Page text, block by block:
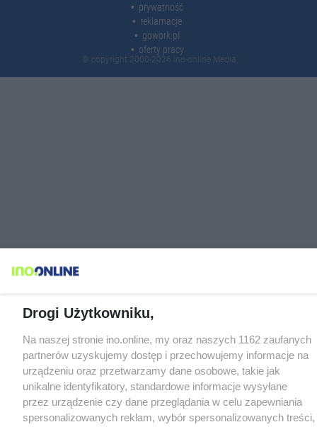
prywatność
reklamacje
gowork.pl
oferty pracy
© copyright 2000-2026 Ino-online Media
Drogi Użytkowniku,
Na naszej stronie ino.online, my oraz naszych 1162 zaufanych
partnerów uzyskujemy dostęp i przechowujemy informacje na
urządzeniu oraz przetwarzamy dane osobowe, takie jak
unikalne identyfikatory, standardowe informacje wysyłane
przez urządzenie czy dane przeglądania w celu zapewniania
spersonalizowanych reklam, wybór spersonalizowanych treści,